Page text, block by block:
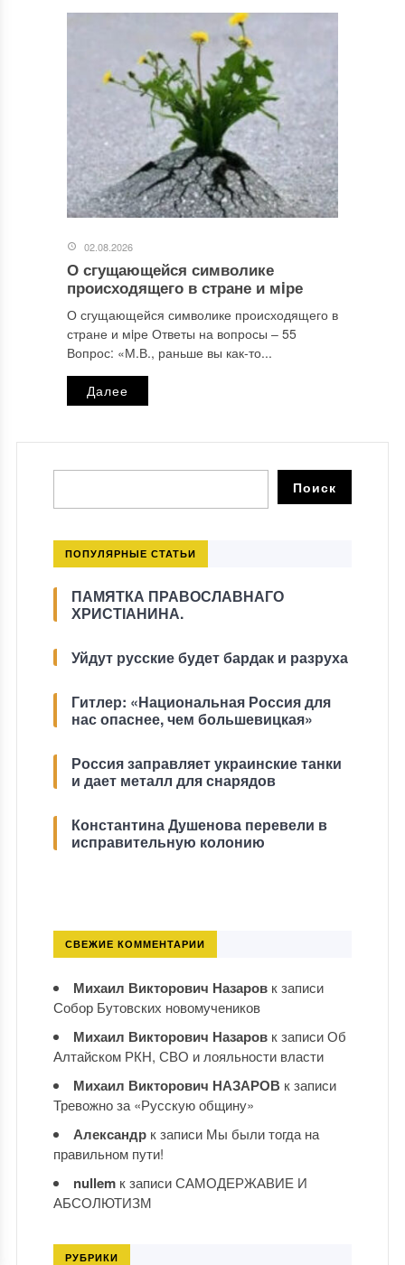
02.08.2026
О сгущающейся символике
происходящего в стране и мiре
О сгущающейся символике происходящего в
стране и мiре Ответы на вопросы ‒ 55
Вопрос: «М.В., раньше вы как-то...
Далее
ПОПУЛЯРНЫЕ СТАТЬИ
ПАМЯТКА ПРАВОСЛАВНАГО
ХРИСТІАНИНА.
Уйдут русские будет бардак и разруха
Гитлер: «Национальная Россия для
нас опаснее, чем большевицкая»
Россия заправляет украинские танки
и дает металл для снарядов
Константина Душенова перевели в
исправительную колонию
СВЕЖИЕ КОММЕНТАРИИ
Михаил Викторович Назаровк записи
Собор Бутовских новомучеников
Михаил Викторович Назаровк записиОб
Алтайском РКН, СВО и лояльности власти
Михаил Викторович НАЗАРОВ к записи
Тревожно за «Русскую общину»
Александрк записи Мы были тогда на
правильном пути!
nullemк записиСАМОДЕРЖАВИЕ И
АБСОЛЮТИЗМ
РУБРИКИ